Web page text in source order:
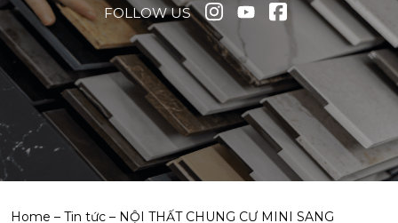
FOLLOW US
Home – Tin tức – NỘI THẤT CHUNG CƯ MINI SANG